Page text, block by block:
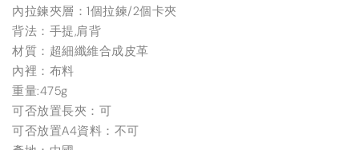
內拉鍊夾層：1個拉鍊/2個卡夾
背法：手提,肩背
材質：超細纖維合成皮革
內裡：布料
重量:475g
可否放置長夾：可
可否放置A4資料：不可